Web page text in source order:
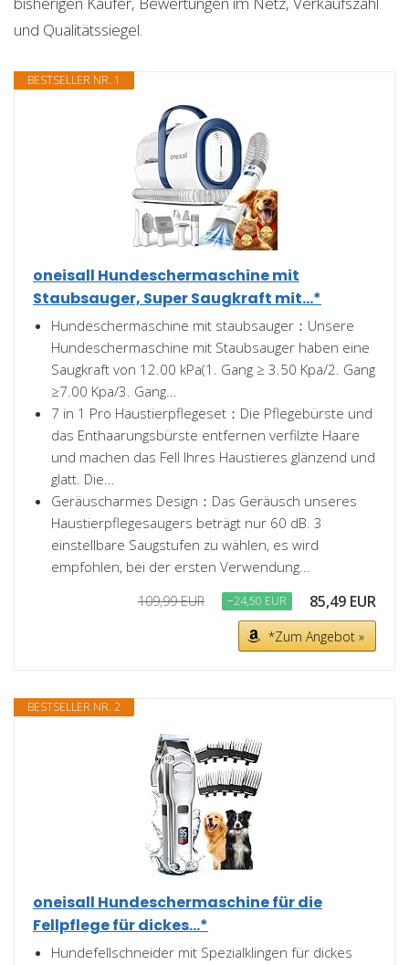
und Qualitätssiegel.
BESTSELLER NR. 1
oneisall Hundeschermaschine mit
Staubsauger, Super Saugkraft mit...*
Hundeschermaschine mit staubsauger：Unsere
Hundeschermaschine mit Staubsauger haben eine
Saugkraft von 12.00 kPa(1. Gang ≥ 3.50 Kpa/2. Gang
≥7.00 Kpa/3. Gang...
7 in 1 Pro Haustierpflegeset：Die Pflegebürste und
das Enthaarungsbürste entfernen verfilzte Haare
und machen das Fell Ihres Haustieres glänzend und
glatt. Die...
Geräuscharmes Design：Das Geräusch unseres
Haustierpflegesaugers beträgt nur 60 dB. 3
einstellbare Saugstufen zu wählen, es wird
empfohlen, bei der ersten Verwendung...
109,99 EUR −24,50 EUR 85,49 EUR
*Zum Angebot »
BESTSELLER NR. 2
oneisall Hundeschermaschine für die
Fellpflege für dickes...*
Hundefellschneider mit Spezialklingen für dickes